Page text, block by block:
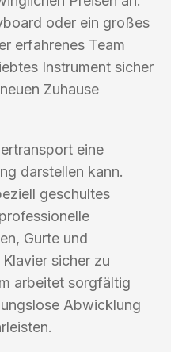
oder ein großes
erfahrenes Team
Instrument sicher
Zuhause
eine
darstellen kann.
geschultes
Gurte und
sicher zu
arbeitet sorgfältig
Abwicklung